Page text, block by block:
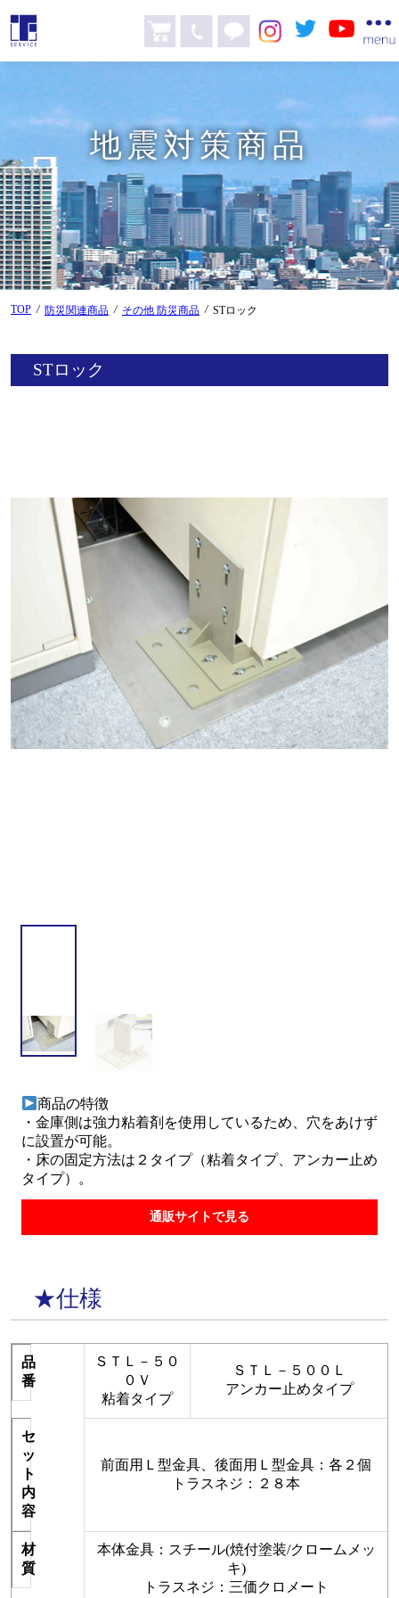
地震対策商品
TOP / 防災関連商品 / その他 防災商品 / STロック
STロック
商品の特徴
・金庫側は強力粘着剤を使用しているため、穴をあけず
に設置が可能。
・床の固定方法は２タイプ（粘着タイプ、アンカー止め
タイプ）。
通販サイトで見る
★仕様
品
番
ＳＴＬ－５０
０Ｖ
粘着タイプ
ＳＴＬ－５００Ｌ
アンカー止めタイプ
セ
ッ
ト
内
容
前面用Ｌ型金具、後面用Ｌ型金具：各２個
トラスネジ：２８本
材
質
本体金具：スチール(焼付塗装/クロームメッ
キ)
トラスネジ：三価クロメート